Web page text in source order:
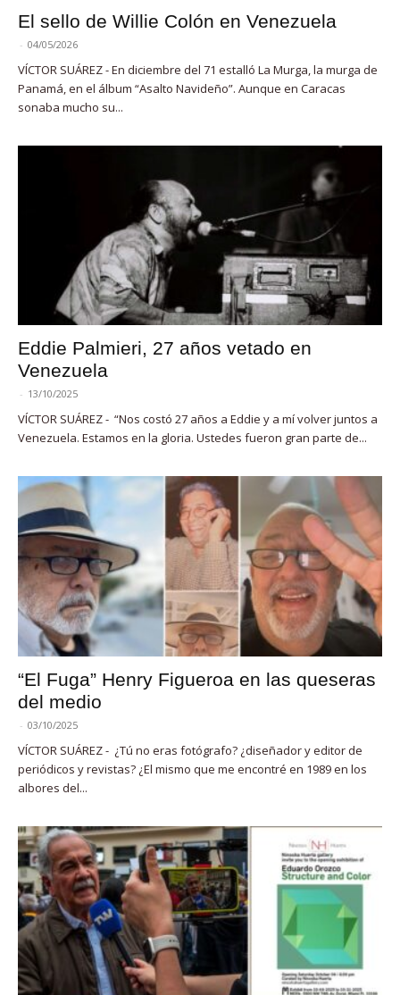
El sello de Willie Colón en Venezuela
- 04/05/2026
VÍCTOR SUÁREZ - En diciembre del 71 estalló La Murga, la murga de
Panamá, en el álbum “Asalto Navideño”. Aunque en Caracas
sonaba mucho su...
Eddie Palmieri, 27 años vetado en
Venezuela
- 13/10/2025
VÍCTOR SUÁREZ - “Nos costó 27 años a Eddie y a mí volver juntos a
Venezuela. Estamos en la gloria. Ustedes fueron gran parte de...
“El Fuga” Henry Figueroa en las queseras
del medio
- 03/10/2025
VÍCTOR SUÁREZ - ¿Tú no eras fotógrafo? ¿diseñador y editor de
periódicos y revistas? ¿El mismo que me encontré en 1989 en los
albores del...